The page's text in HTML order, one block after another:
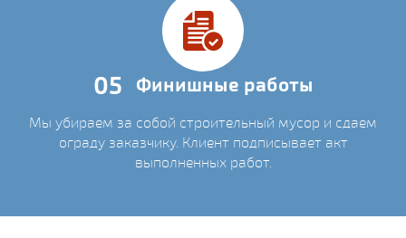
05 Финишные работы
Мы убираем за собой строительный мусор и сдаем
ограду заказчику. Клиент подписывает акт
выполненных работ.